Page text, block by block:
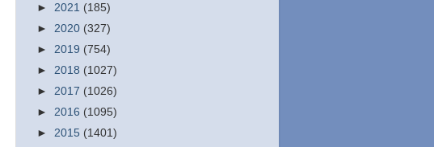
► 2021 (185)
► 2020 (327)
► 2019 (754)
► 2018 (1027)
► 2017 (1026)
► 2016 (1095)
► 2015 (1401)